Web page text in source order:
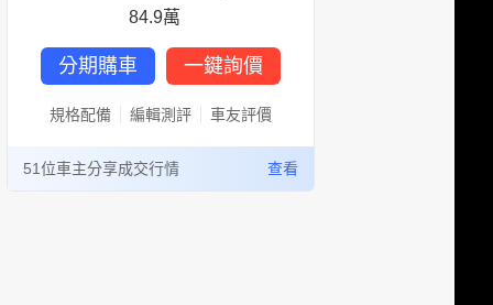
84.9萬
分期購車 一鍵詢價
規格配備 編輯測評 車友評價
51位車主分享成交行情 查看